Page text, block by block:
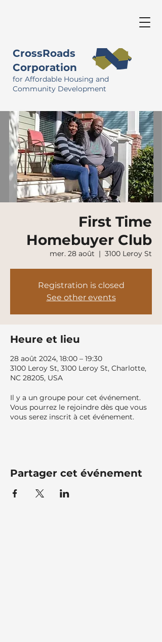
CrossRoads
Corporation
for Affordable Housing and
Community Development
First Time
Homebuyer Club
mer. 28 août
  |
3100 Leroy St
Registration is closed
See other events
Heure et lieu
28 août 2024, 18:00 – 19:30
3100 Leroy St, 3100 Leroy St, Charlotte,
NC 28205, USA
Il y a un groupe pour cet événement.
Vous pourrez le rejoindre dès que vous
vous serez inscrit à cet événement.
Partager cet événement